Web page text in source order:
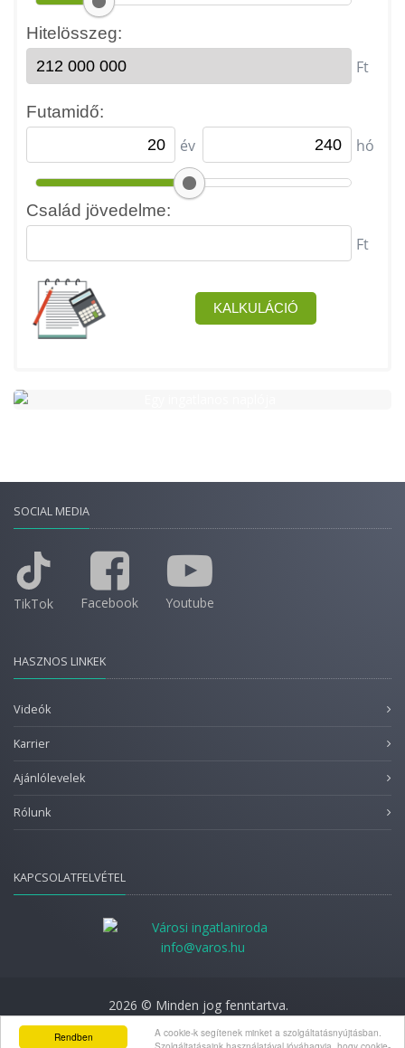
Rendben
A cookie-k segítenek minket a szolgáltatásnyújtásban.
SOCIAL MEDIA
TikTok Facebook Youtube
HASZNOS LINKEK
Videók
Karrier
Ajánlólevelek
Rólunk
KAPCSOLATFELVÉTEL
info@varos.hu
2026 © Minden jog fenntartva.
Adatkezelési nyilatkozat